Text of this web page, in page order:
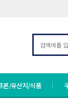
론/유산지/식품